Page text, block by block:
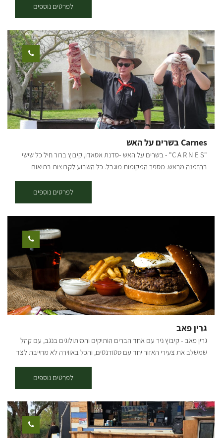
הוא בית לאירועי בוטיק בקצב הברזילאי! אצלנו בברבוסה מתמחים בביצוע
אירועים ברמה הגבוהה ביותר יחד עם חוויית בשרים איכותית בשיטת צלייה
ייחודית האופיינית לתרבות הברזילאית. אירועים משפחתיים - בר מצווה, בת
מצווה, ימי הולדת ועוד. סיורים בעוטף עזה ובכלניות. אירועים עסקיים - ימי
גיבוש, כנסים, ערב מחלקה ועוד. נשמח לשמוח אתכם ולהפוך את האירוע
שלכם ליחיד במינו עם המון יחס ומקצועיות. חדש חדש!! רק בימי שלישי
פותחים לקהל הרחב את הברבוסה בברור חיל בואו להתפנק באווירה הכי
כפרית שיש, בשיטת אכול כפי יכולתך
פשוט תבואו רעבים ותהנו מכל
רגע
בחגיגת בשרים של שורסקריה אותנטית בסגנון הברזילאי שריינו
מקום מראש דרך האתר:
לפרטים נוספים
Carnes בשרים על האש
"C A R N E S" - בשרים על האש -סדנת אסאדו, קיבוץ ברור חיל כל שישי
בהזמנה מראש. מספר המקומות מוגבל. כל השבוע לקבוצות בתיאום
סוגי הבשרים ומה מתאים למי - הסברים על אופן ההכנה - הסברים ועשיה
משותפת בהכנת צ'ימיצ'ורי, לחם שום, קאיפיריניה ולשים את הכל על האש.
- כל ההסברים וההכנות נעשים מול המשתתפים וחלקם בהשתתפותם
הפעילה. במהלך הסדנה "מנשנשים" לחם שום שהכנו במקום, חזה עוף
בצ'ילי מתוק, קבבים וכל זה כדי להתלוות לשתיית הקאיפיריניה. אחרי כל
ההסברים, הכנות ושתיה עוברים לחלק העיקרי, ארוחה בשרית
הכוללת:אנטריקוט מיושן, פיקניה ,(תלוי זמינות), אסאדו ללא עצם (לכמות
משתתפים של 15+ איש) פרגיות, צ'וריסוס, סלטים, אורז ושעועית שחורה
(מאכל ברזילאי טיפוסי). כל הסדנה מלווה בהסברים על הנעשה, הלמה
והכמה ... כל המוצרים והציוד של הסדנה הינם כשרים. בימי שישי ושבת
מוזמנים להגיע ולהנות מארוחת אסאדו, בתיאום מראש
לפרטים נוספים
גרין פאב
גרין פאב - קיבוץ ניר עם אחד הברים הותיקים והמיתולוגים בנגב, עם קהל
שמשלב את צעירי האזור יחד עם סטודנטים, והכל באווירה לא מחייבת לצד
מטבח מפנק עם מנות מגוונות, בר משקאות עשיר, מוזיקה טובה הופעות
לפרטים נוספים